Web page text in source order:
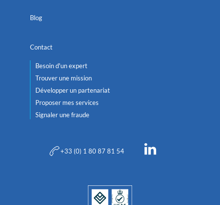
Blog
Contact
Besoin d'un expert
Trouver une mission
Développer un partenariat
Proposer mes services
Signaler une fraude
+33 (0) 1 80 87 81 54